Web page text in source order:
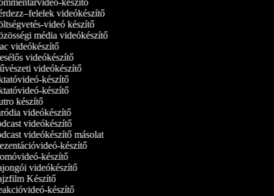
készítő
videókészítő
videó készítő
média videókészítő
videókészítő
videókészítő
videókészítő
készítő
készítő
videókészítő
videókészítő
videókészítő másolat
készítő
készítő
videókészítő
Készítő
készítő